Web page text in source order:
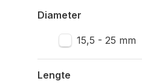
Diameter
15,5 - 25 mm
Lengte